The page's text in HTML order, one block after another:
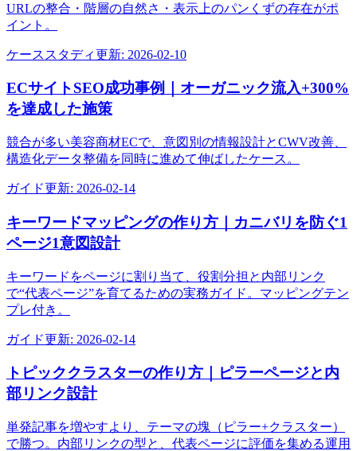
URLの整合・階層の自然さ・表示上のパンくずの存在がポ
イント。
ケーススタディ更新: 2026-02-10
ECサイトSEO成功事例｜オーガニック流入+300%
を達成した施策
競合が多い美容商材ECで、意図別の情報設計とCWV改善、
構造化データ整備を同時に進めて伸ばしたケース。
ガイド更新: 2026-02-14
キーワードマッピングの作り方｜カニバリを防ぐ1
ページ1意図設計
キーワードをページに割り当て、役割分担と内部リンク
で“代表ページ”を育てるための実務ガイド。マッピングテン
プレ付き。
ガイド更新: 2026-02-14
トピッククラスターの作り方｜ピラーページと内
部リンク設計
単発記事を増やすより、テーマの塊（ピラー+クラスター）
で勝つ。内部リンクの型と、代表ページに評価を集める運用